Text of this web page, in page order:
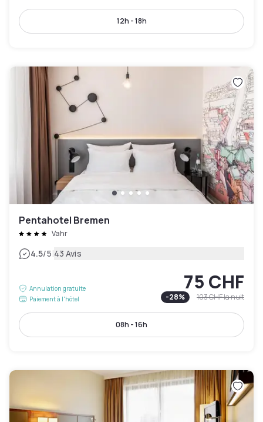
12h - 18h
Pentahotel Bremen
Vahr
4.5/5|43 Avis
Annulation gratuite
Paiement à l'hôtel
75 CHF
-28% 103 CHFla nuit
08h - 16h